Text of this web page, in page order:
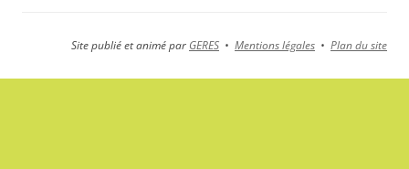
Site publié et animé par GERES • Mentions légales • Plan du site